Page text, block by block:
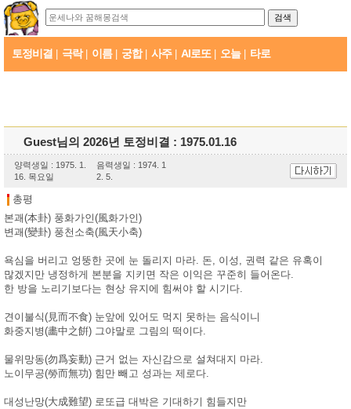
토정비결 극락 이름 궁합 사주 AI로또 오늘 타로
Guest님의 2026년 토정비결 : 1975.01.16
양력생일 : 1975. 1.
16. 목요일
음력생일 : 1974. 1
2. 5.
총평
본괘(本卦) 풍화가인(風화가인)
변괘(變卦) 풍천소축(風天小축)
욕심을 버리고 엉뚱한 곳에 눈 돌리지 마라. 돈, 이성, 권력 같은 유혹이
많겠지만 냉정하게 본분을 지키면 작은 이익은 꾸준히 들어온다.
한 방을 노리기보다는 현상 유지에 힘써야 할 시기다.
견이불식(見而不食) 눈앞에 있어도 먹지 못하는 음식이니
화중지병(畵中之餠) 그야말로 그림의 떡이다.
물위망동(勿爲妄動) 근거 없는 자신감으로 설쳐대지 마라.
노이무공(勞而無功) 힘만 빼고 성과는 제로다.
대성난망(大成難望) 로또급 대박은 기대하기 힘들지만